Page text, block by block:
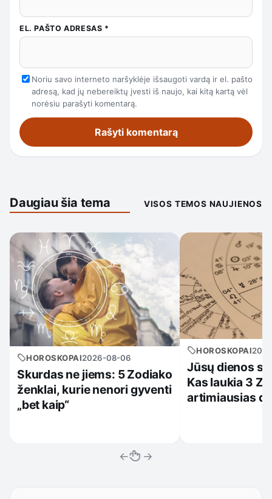
EL. PAŠTO ADRESAS *
Noriu savo interneto naršyklėje išsaugoti vardą ir el. pašto
adresą, kad jų nebereiktų įvesti iš naujo, kai kitą kartą vėl
norėsiu parašyti komentarą.
Daugiau šia tema VISOS TEMOS NAUJIENOS
HOROSKOPAI2026-08-06
Skurdas ne jiems: 5 Zodiako
ženklai, kurie nenori gyventi
„bet kaip“
HOROSKOPAI
Jūsų dienos
Kas laukia 3
artimiausias
← →